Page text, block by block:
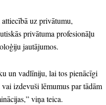
attiecībā uz privātumu,
privātuma profesionāļu
jautājumos.
un vadlīniju, lai tos pienācīgi
izdevuši lēmumus par tādām
” viņa teica.